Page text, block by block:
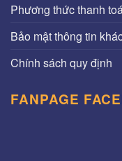
Phương thức thanh
Bảo mật thông tin
Chính sách quy định
FANPAGE